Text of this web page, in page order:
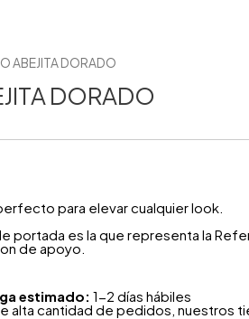
ABEJITA DORADO
DORADO
para elevar cualquier look.
portada es la que representa la
de apoyo.
estimado: 1-2 días hábiles
alta cantidad de pedidos, nuestros